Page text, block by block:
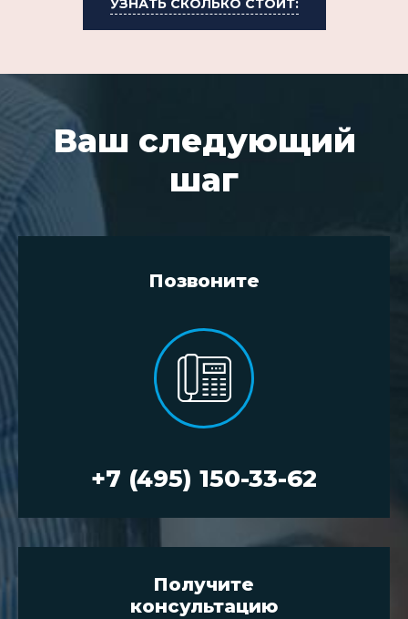
Ваш следующий
шаг
Позвоните
+7 (495) 150-33-62
Получите
консультацию